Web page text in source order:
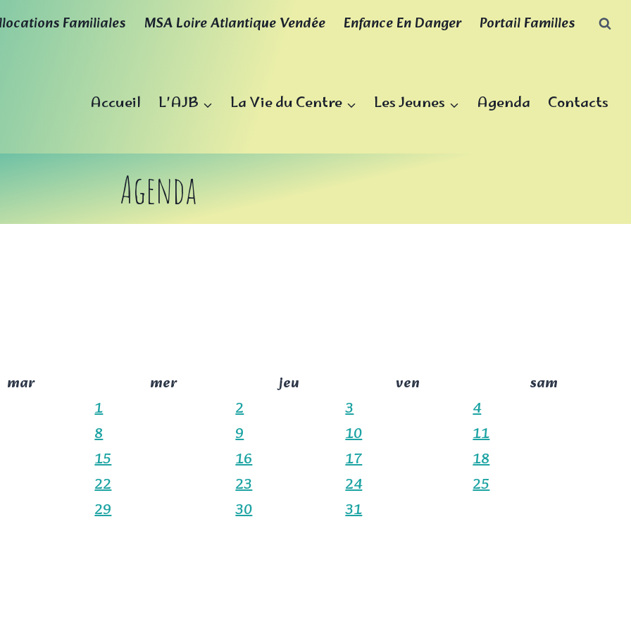
Familiales MSA Loire Atlantique Vendée Enfance En Danger Portail Familles
Accueil L’AJB La Vie du Centre Les Jeunes Agenda Contacts
Agenda
mar mer jeu ven
sam
1
2 3
4
8 9 10
11
15 16 17
18
22 23 24
25
29 30
31